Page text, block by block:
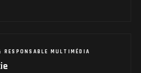
RESPONSABLE MULTIMÉDIA